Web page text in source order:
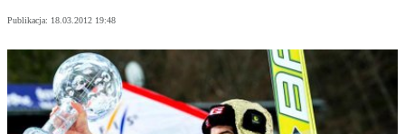
Publikacja: 18.03.2012 19:48